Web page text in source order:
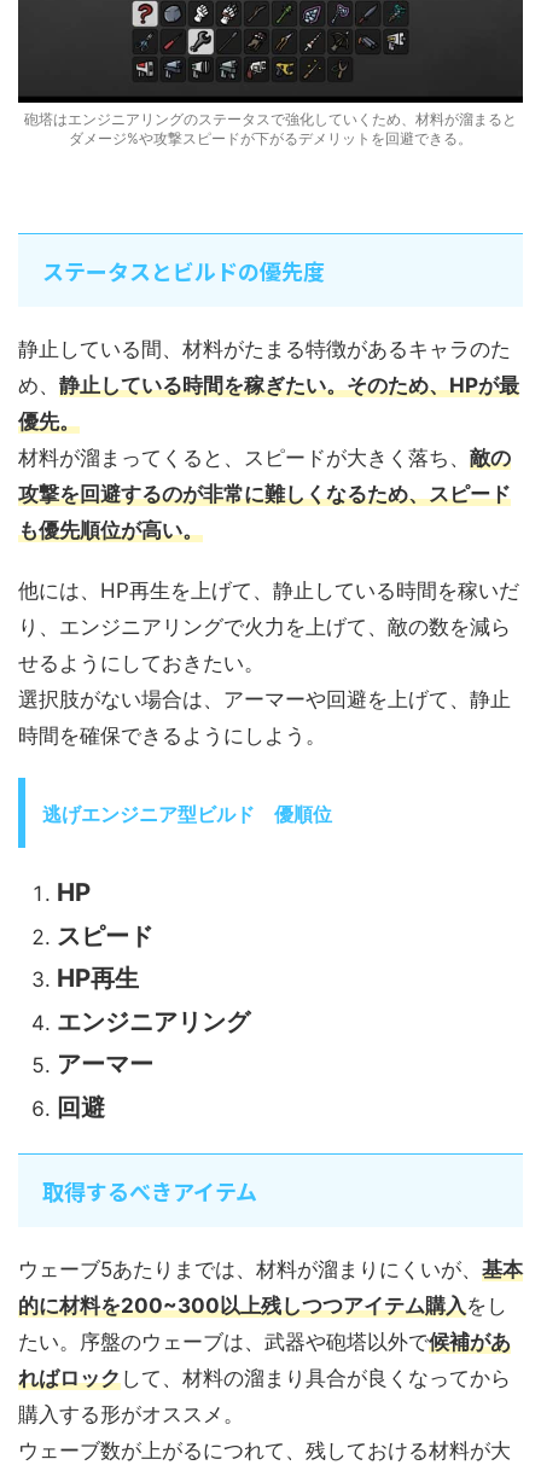
砲塔はエンジニアリングのステータスで強化していくため、材料が溜まると
ダメージ%や攻撃スピードが下がるデメリットを回避できる。
ステータスとビルドの優先度
静止している間、材料がたまる特徴があるキャラのた
め、 静止している時間を稼ぎたい。そのため、HPが最
優先。
材料が溜まってくると、スピードが大きく落ち、 敵の
攻撃を回避するのが非常に難しくなるため、スピード
も優先順位が高い。
他には、HP再生を上げて、静止している時間を稼いだ
り、エンジニアリングで火力を上げて、敵の数を減ら
せるようにしておきたい。
選択肢がない場合は、アーマーや回避を上げて、静止
時間を確保できるようにしよう。
逃げエンジニア型ビルド 優順位
HP
スピード
HP再生
エンジニアリング
アーマー
回避
取得するべきアイテム
ウェーブ5あたりまでは、材料が溜まりにくいが、 基本
的に材料を200~300以上残しつつアイテム購入をし
たい。序盤のウェーブは、武器や砲塔以外で候補があ
ればロックして、材料の溜まり具合が良くなってから
購入する形がオススメ。
ウェーブ数が上がるにつれて、残しておける材料が大